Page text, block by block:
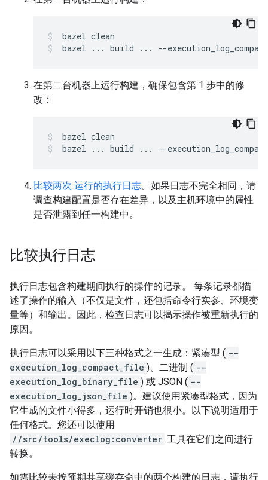
bazel clean
bazel
... build ... --
在第二台机器上运行构建，确保包含第 1 步中的修
改：
bazel clean
bazel
... build ... --
比较两次 运行的执行日志。如果日志不完全相同，请
调查构建配置是否存在差异，以及主机环境中的属性
是否泄露到任一构建中。
比较执行日志
执行日志包含构建期间执行的操作的记录。 每条记录都描
述了操作的输入（不仅是文件，还包括命令行实参、环境变
量等）和输出。因此，检查日志可以揭示操作被重新执行的
原因。
执行日志可以采用以下三种格式之一生成：紧凑型 ( --
execution_log_compact_file )、二进制 ( --
execution_log_binary_file ) 或 JSON ( --
execution_log_json_file )。建议使用紧凑型格式，因为
它生成的文件小得多，运行时开销也很小。以下说明适用于
任何格式。您还可以使用
//src/tools/execlog:converter 工具在它们之间进行
转换。
如需比较未按预期共享缓存命中的两个构建的日志，请执行